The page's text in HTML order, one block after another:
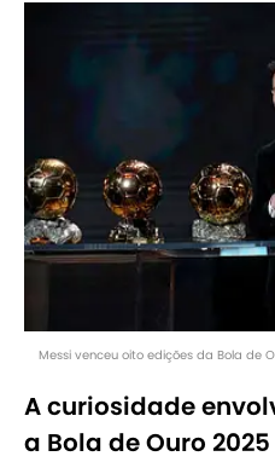
Messi venceu oito edições da Bola de
A curiosidade
a Bola de Ouro 2025